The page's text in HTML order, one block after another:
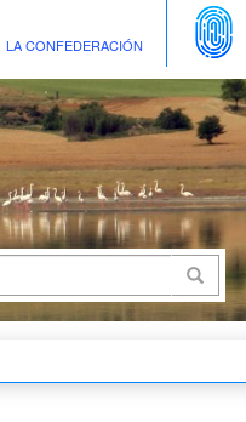
LA CONFEDERACIÓN